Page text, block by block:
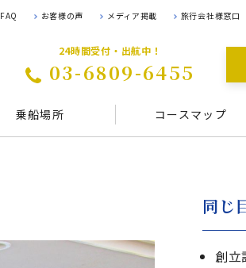
FAQ お客様の声 メディア掲載 旅行会社様窓口
24時間受付・出航中！
03-6809-6455
乗船場所 コースマップ
同じ
創立